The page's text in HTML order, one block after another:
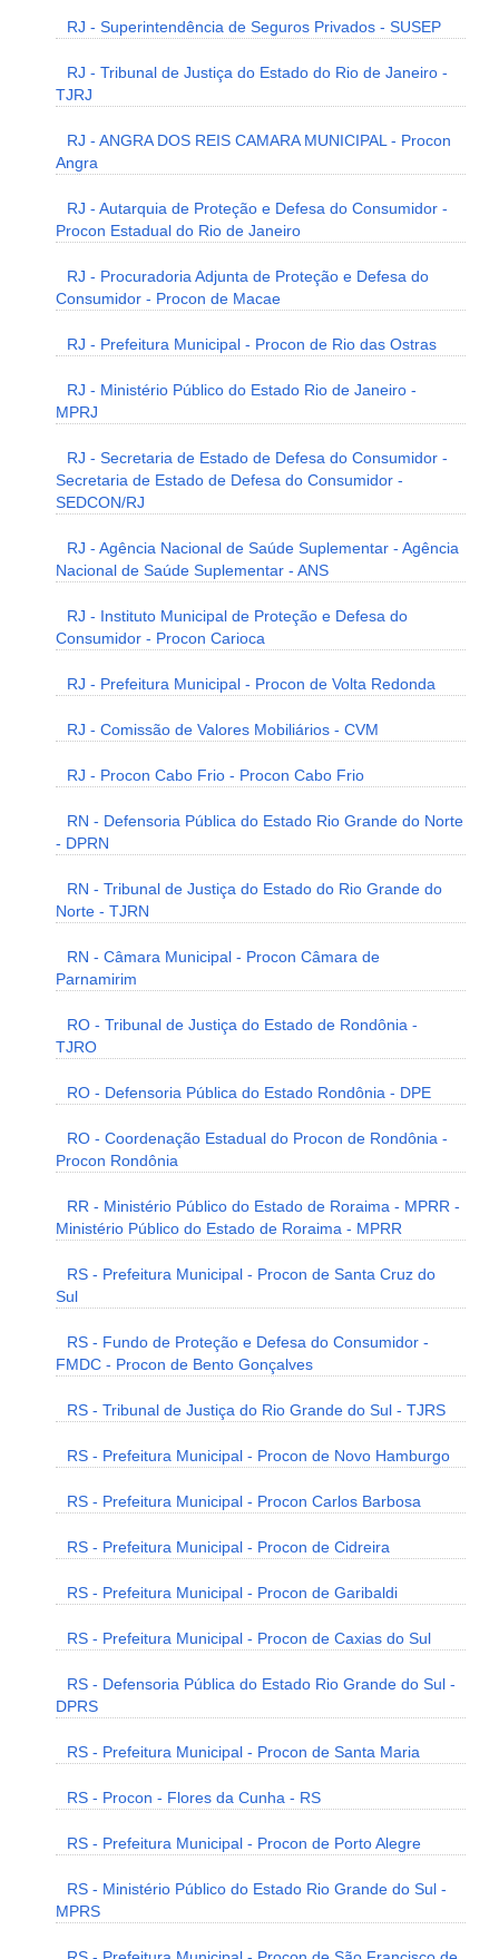
RJ - Superintendência de Seguros Privados - SUSEP
RJ - Tribunal de Justiça do Estado do Rio de Janeiro -
TJRJ
RJ - ANGRA DOS REIS CAMARA MUNICIPAL - Procon
Angra
RJ - Autarquia de Proteção e Defesa do Consumidor -
Procon Estadual do Rio de Janeiro
RJ - Procuradoria Adjunta de Proteção e Defesa do
Consumidor - Procon de Macae
RJ - Prefeitura Municipal - Procon de Rio das Ostras
RJ - Ministério Público do Estado Rio de Janeiro -
MPRJ
RJ - Secretaria de Estado de Defesa do Consumidor -
Secretaria de Estado de Defesa do Consumidor -
SEDCON/RJ
RJ - Agência Nacional de Saúde Suplementar - Agência
Nacional de Saúde Suplementar - ANS
RJ - Instituto Municipal de Proteção e Defesa do
Consumidor - Procon Carioca
RJ - Prefeitura Municipal - Procon de Volta Redonda
RJ - Comissão de Valores Mobiliários - CVM
RJ - Procon Cabo Frio - Procon Cabo Frio
RN - Defensoria Pública do Estado Rio Grande do Norte
- DPRN
RN - Tribunal de Justiça do Estado do Rio Grande do
Norte - TJRN
RN - Câmara Municipal - Procon Câmara de
Parnamirim
RO - Tribunal de Justiça do Estado de Rondônia -
TJRO
RO - Defensoria Pública do Estado Rondônia - DPE
RO - Coordenação Estadual do Procon de Rondônia -
Procon Rondônia
RR - Ministério Público do Estado de Roraima - MPRR -
Ministério Público do Estado de Roraima - MPRR
RS - Prefeitura Municipal - Procon de Santa Cruz do
Sul
RS - Fundo de Proteção e Defesa do Consumidor -
FMDC - Procon de Bento Gonçalves
RS - Tribunal de Justiça do Rio Grande do Sul - TJRS
RS - Prefeitura Municipal - Procon de Novo Hamburgo
RS - Prefeitura Municipal - Procon Carlos Barbosa
RS - Prefeitura Municipal - Procon de Cidreira
RS - Prefeitura Municipal - Procon de Garibaldi
RS - Prefeitura Municipal - Procon de Caxias do Sul
RS - Defensoria Pública do Estado Rio Grande do Sul -
DPRS
RS - Prefeitura Municipal - Procon de Santa Maria
RS - Procon - Flores da Cunha - RS
RS - Prefeitura Municipal - Procon de Porto Alegre
RS - Ministério Público do Estado Rio Grande do Sul -
MPRS